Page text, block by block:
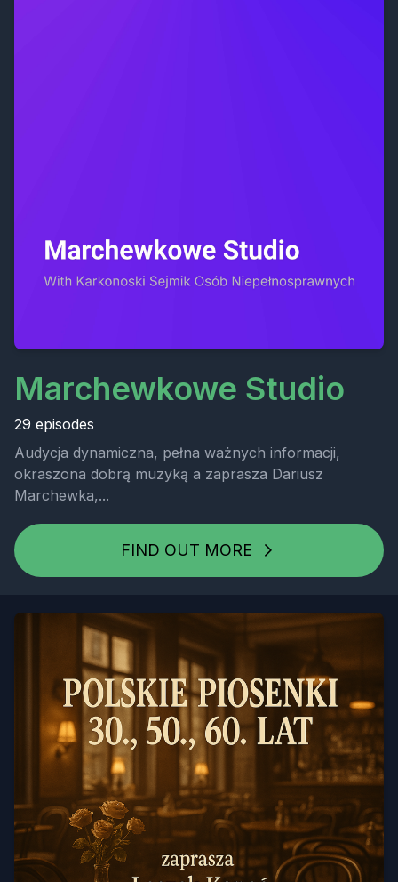
Marchewkowe Studio
29 episodes
Audycja dynamiczna, pełna ważnych informacji,
okraszona dobrą muzyką a zaprasza Dariusz
Marchewka,...
FIND OUT MORE